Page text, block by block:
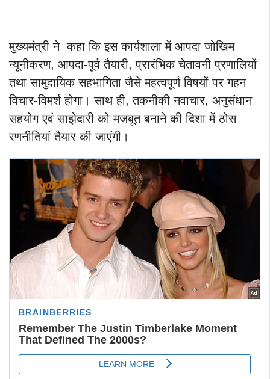
मुख्यमंत्री ने कहा कि इस कार्यशाला में आपदा जोखिम
न्यूनीकरण, आपदा-पूर्व तैयारी, प्रारंभिक चेतावनी प्रणालियों
तथा सामुदायिक सहभागिता जैसे महत्वपूर्ण विषयों पर गहन
विचार-विमर्श होगा। साथ ही, तकनीकी नवाचार, अनुसंधान
सहयोग एवं साझेदारी को मजबूत बनाने की दिशा में ठोस
रणनीतियां तैयार की जाएंगी।